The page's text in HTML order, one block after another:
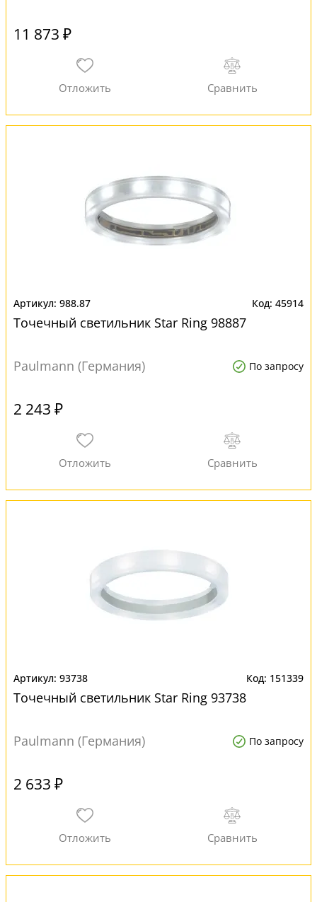
11 873 ₽
988.87 45914
Точечный светильник Star Ring 98887
Paulmann (Германия) По запросу
2 243 ₽
93738 151339
Точечный светильник Star Ring 93738
Paulmann (Германия) По запросу
2 633 ₽